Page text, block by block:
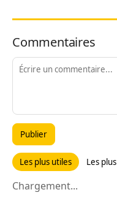
Commentaires
Publier
Les plus utiles Les
Chargement...